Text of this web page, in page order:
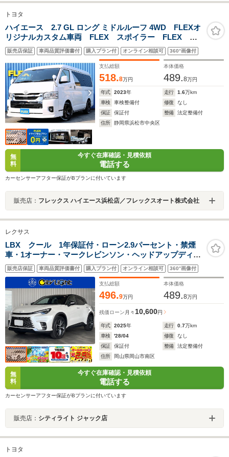
トヨタ
ハイエース 2.7 GL ロング ミドルルーフ 4WD FLEXオ
リジナルカスタム車両 FLEX スポイラー FLEX オ
ーバーフェンダー FLEX ネオトレ-ステール FLEX バ
ルベロアーバングランデ グッドイヤーナスカータイ
ヤ シートカバー カロッツェリア7インチナビ ETC
販売店保証 車両品質評価書付 購入プラン付 オンライン相談可 360°画像付
支払総額
518.8万円
本体価格
489.8万円
年式 2023年 走行 1.6万km
車検
車検整備付 修復
なし
保証
保証付 整備
法定整備付
住所
静岡県浜松市中央区
無
料
今すぐ在庫確認・見積依頼
電話する
カーセンサーアフター保証がBプランに付いています
販売店： フレックス ハイエース浜松店／フレックスオート株式会社
レクサス
LBX クール 1年保証付・ローン2.9パーセント・禁煙
車・1オーナー・マークレビンソン・ヘッドアップディス
プレイ・ワイヤレス充電・ナビ・TV・Bluetooth・パノラ
ミックビューモニター・レクサスセーフティ・クルーズ
コントロール
販売店保証 車両品質評価書付 購入プラン付 オンライン相談可 360°画像付
支払総額
496.9万円
本体価格
489.8万円
残価ローン 月々 10,600円
年式 2025年 走行 0.7万km
車検
'28/04 修復
なし
保証
保証付 整備
法定整備付
住所
岡山県岡山市南区
無
料
今すぐ在庫確認・見積依頼
電話する
カーセンサーアフター保証がBプランに付いています
販売店： シティライト ジャック店
トヨタ